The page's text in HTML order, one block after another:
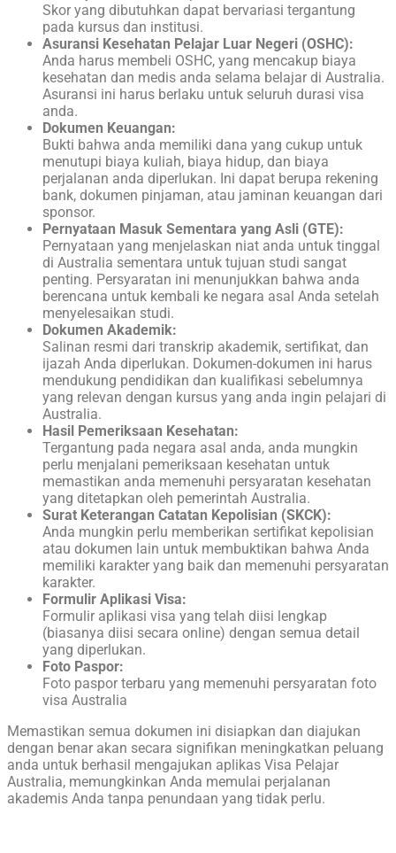
Skor yang dibutuhkan dapat bervariasi tergantung
pada kursus dan institusi.
Asuransi Kesehatan Pelajar Luar Negeri (OSHC):
Anda harus membeli OSHC, yang mencakup biaya
kesehatan dan medis anda selama belajar di Australia.
Asuransi ini harus berlaku untuk seluruh durasi visa
anda.
Dokumen Keuangan:
Bukti bahwa anda memiliki dana yang cukup untuk
menutupi biaya kuliah, biaya hidup, dan biaya
perjalanan anda diperlukan. Ini dapat berupa rekening
bank, dokumen pinjaman, atau jaminan keuangan dari
sponsor.
Pernyataan Masuk Sementara yang Asli (GTE):
Pernyataan yang menjelaskan niat anda untuk tinggal
di Australia sementara untuk tujuan studi sangat
penting. Persyaratan ini menunjukkan bahwa anda
berencana untuk kembali ke negara asal Anda setelah
menyelesaikan studi.
Dokumen Akademik:
Salinan resmi dari transkrip akademik, sertifikat, dan
ijazah Anda diperlukan. Dokumen-dokumen ini harus
mendukung pendidikan dan kualifikasi sebelumnya
yang relevan dengan kursus yang anda ingin pelajari di
Australia.
Hasil Pemeriksaan Kesehatan:
Tergantung pada negara asal anda, anda mungkin
perlu menjalani pemeriksaan kesehatan untuk
memastikan anda memenuhi persyaratan kesehatan
yang ditetapkan oleh pemerintah Australia.
Surat Keterangan Catatan Kepolisian (SKCK):
Anda mungkin perlu memberikan sertifikat kepolisian
atau dokumen lain untuk membuktikan bahwa Anda
memiliki karakter yang baik dan memenuhi persyaratan
karakter.
Formulir Aplikasi Visa:
Formulir aplikasi visa yang telah diisi lengkap
(biasanya diisi secara online) dengan semua detail
yang diperlukan.
Foto Paspor:
Foto paspor terbaru yang memenuhi persyaratan foto
visa Australia
Memastikan semua dokumen ini disiapkan dan diajukan
dengan benar akan secara signifikan meningkatkan peluang
anda untuk berhasil mengajukan aplikas Visa Pelajar
Australia, memungkinkan Anda memulai perjalanan
akademis Anda tanpa penundaan yang tidak perlu.